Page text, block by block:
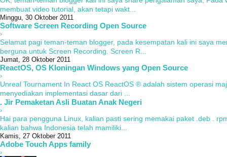
membuat video tutorial, akan tetapi wakt...
Minggu, 30 Oktober 2011
Software Screen Recording Open Source
›
Selamat pagi teman-teman blogger, pada kesempatan kali ini saya
berguna untuk Screen Recording. Screen R...
Jumat, 28 Oktober 2011
ReactOS, OS Kloningan Windows yang Open Source
›
Unreal Tournament In React OS ReactOS ® adalah sistem operasi
menyediakan implementasi dasar dari ...
. Jir Pemaketan Asli Buatan Anak Negeri
›
Hai para pengguna Linux, kalian pasti sering memakai paket .deb .
kalian bahwa Indonesia telah mamiliki...
Kamis, 27 Oktober 2011
Adobe Touch Apps family
›